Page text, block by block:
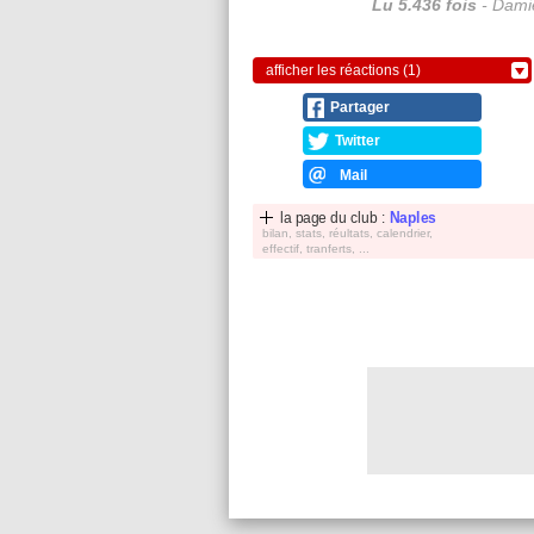
Lu 5.436 fois -
afficher les réactions (1)
Partager
Twitter
Mail
la page du club : Naples
bilan, stats, réultats, calendrier,
effectif, tranferts, ...